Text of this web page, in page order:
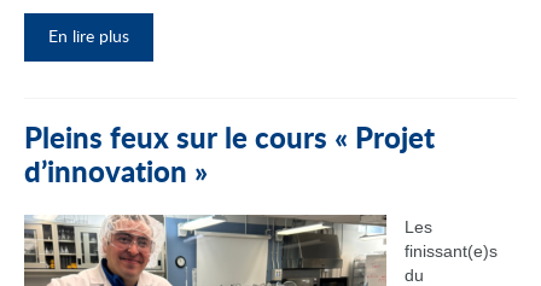
En lire plus
Pleins feux sur le cours « Projet
d’innovation »
Les
finissant(e)s
du